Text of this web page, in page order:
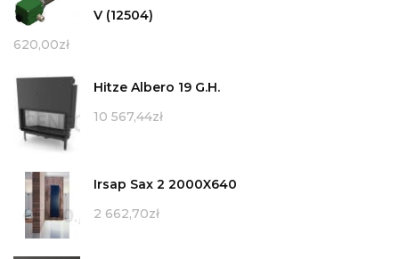
V (12504)
620,00zł
Hitze Albero 19 G.H.
10 567,44zł
Irsap Sax 2 2000X640
2 662,70zł